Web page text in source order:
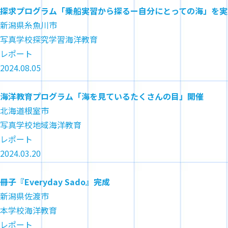
探求プログラム「乗船実習から探るー自分にとっての海」を
新潟県糸魚川市
写真学校探究学習海洋教育
レポート
2024.08.05
海洋教育プログラム「海を見ているたくさんの目」開催
北海道根室市
写真学校地域海洋教育
レポート
2024.03.20
冊子『Everyday Sado』完成
新潟県佐渡市
本学校海洋教育
レポート